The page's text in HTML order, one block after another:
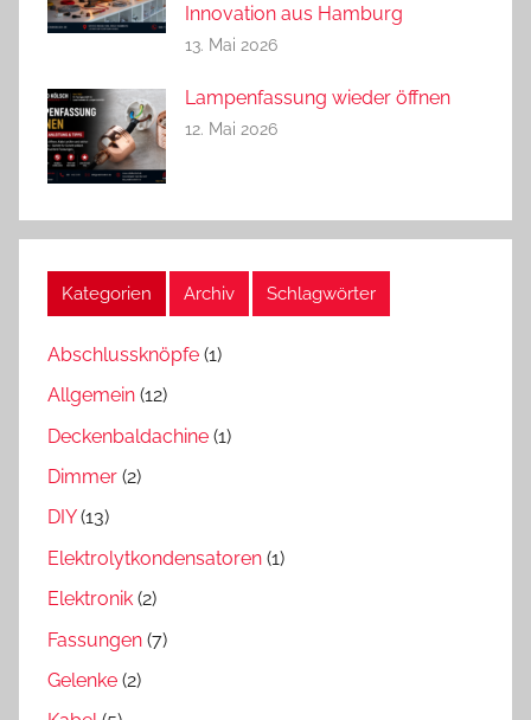
Innovation aus Hamburg
13. Mai 2026
Lampenfassung wieder öffnen
12. Mai 2026
Kategorien Archiv Schlagwörter
Abschlussknöpfe (1)
Allgemein (12)
Deckenbaldachine (1)
Dimmer (2)
DIY(13)
Elektrolytkondensatoren (1)
Elektronik (2)
Fassungen (7)
Gelenke (2)